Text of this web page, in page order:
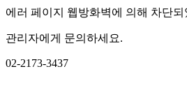
에러 페이지 웹방화벽에 의해 차단되
관리자에게 문의하세요.
02-2173-3437